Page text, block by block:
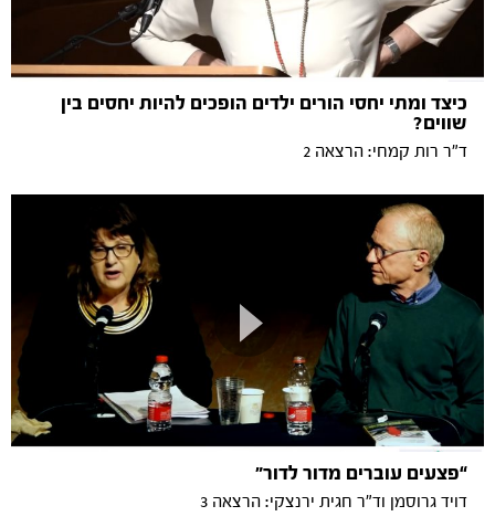
כיצד ומתי יחסי הורים ילדים הופכים להיות יחסים בין
שווים?
ד"ר רות קמחי: הרצאה 2
“פצעים עוברים מדור לדור״
דויד גרוסמן וד"ר חגית ירנצקי: הרצאה 3